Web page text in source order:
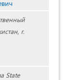
г.
State